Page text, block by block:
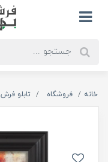
خانه فروشگاه تابلو فرش